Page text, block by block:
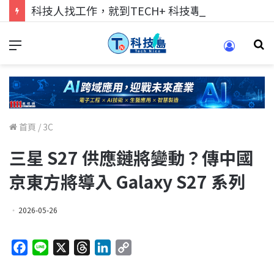
科技人找工作，就到TECH+ 科技專區!
首頁 / 3C
三星 S27 供應鏈將變動？傳中國
京東方將導入 Galaxy S27 系列
2026-05-26